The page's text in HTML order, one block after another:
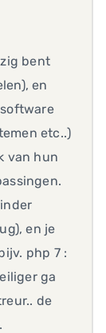
bent
en
etc..)
van hun
en je
php 7 :
ga
de